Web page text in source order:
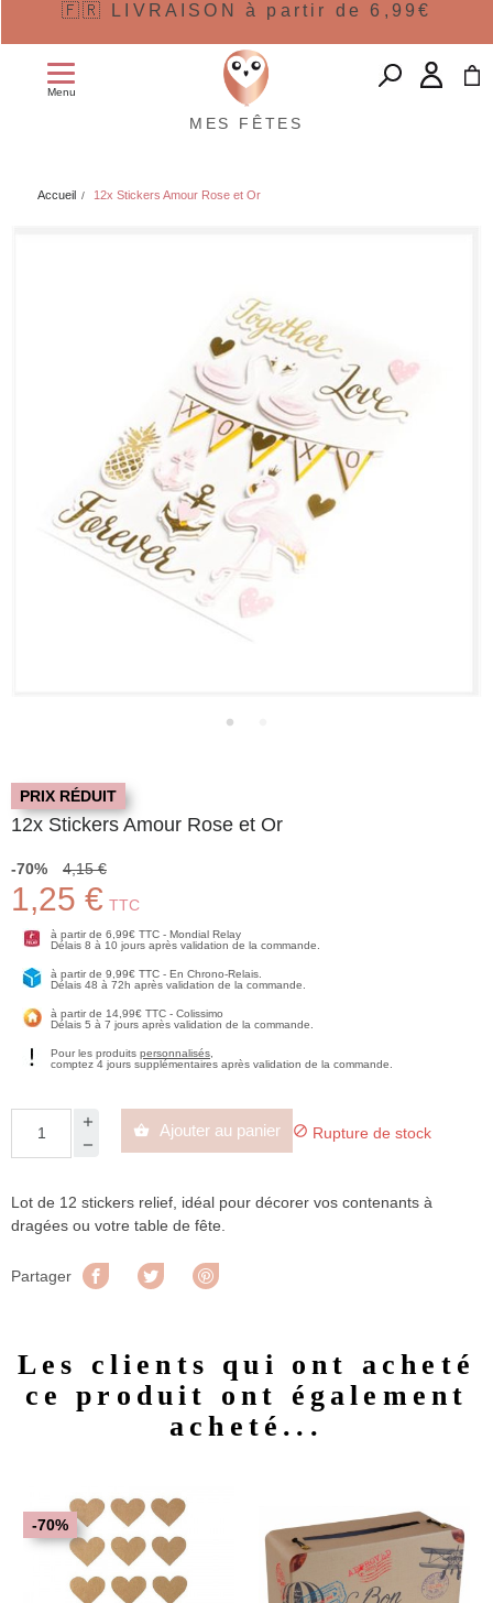
🇫🇷 LIVRAISON à partir de 6,99€
Menu
MES FÊTES
Accueil 12x Stickers Amour Rose et Or
PRIX RÉDUIT
12x Stickers Amour Rose et Or
-70% 4,15 €
1,25 € TTC
à partir de 6,99€ TTC - Mondial Relay
Délais 8 à 10 jours après validation de la commande.
à partir de 9,99€ TTC - En Chrono-Relais.
Délais 48 à 72h après validation de la commande.
à partir de 14,99€ TTC - Colissimo
Délais 5 à 7 jours après validation de la commande.
Pour les produits personnalisés
comptez 4 jours supplémentaires après validation de la commande.
 Ajouter au panier  Rupture de stock
Lot de 12 stickers relief, idéal pour décorer vos contenants à
dragées ou votre table de fête.
Partager Partager Tweet
Les clients qui ont acheté
ce produit ont également
acheté...
-70%